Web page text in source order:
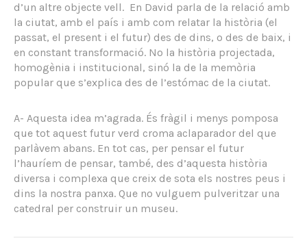
d’un altre objecte vell. En David parla de la relació amb
la ciutat, amb el país i amb com relatar la història (el
passat, el present i el futur) des de dins, o des de baix, i
en constant transformació. No la història projectada,
homogènia i institucional, sinó la de la memòria
popular que s’explica des de l’estómac de la ciutat.
A- Aquesta idea m’agrada. És fràgil i menys pomposa
que tot aquest futur verd croma aclaparador del que
parlàvem abans. En tot cas, per pensar el futur
l’hauríem de pensar, també, des d’aquesta història
diversa i complexa que creix de sota els nostres peus i
dins la nostra panxa. Que no vulguem pulveritzar una
catedral per construir un museu.